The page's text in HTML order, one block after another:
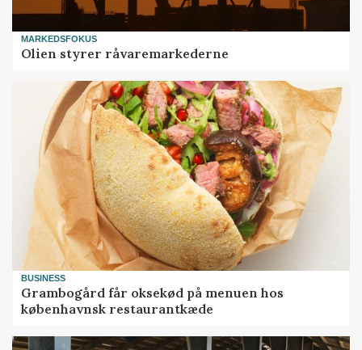
MARKEDSFOKUS
Olien styrer råvaremarkederne
BUSINESS
Grambogård får oksekød på menuen hos
københavnsk restaurantkæde